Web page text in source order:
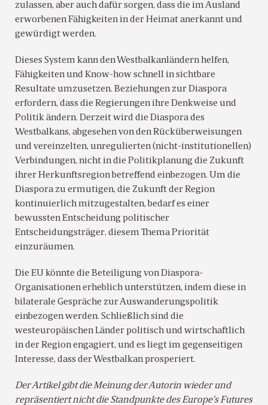
zulassen, aber auch dafür sorgen, dass die im Ausland
erworbenen Fähigkeiten in der Heimat anerkannt und
gewürdigt werden.
Dieses System kann den Westbalkanländern helfen,
Fähigkeiten und Know-how schnell in sichtbare
Resultate umzusetzen. Beziehungen zur Diaspora
erfordern, dass die Regierungen ihre Denkweise und
Politik ändern. Derzeit wird die Diaspora des
Westbalkans, abgesehen von den Rücküberweisungen
und vereinzelten, unregulierten (nicht-institutionellen)
Verbindungen, nicht in die Politikplanung die Zukunft
ihrer Herkunftsregion betreffend einbezogen. Um die
Diaspora zu ermutigen, die Zukunft der Region
kontinuierlich mitzugestalten, bedarf es einer
bewussten Entscheidung politischer
Entscheidungsträger, diesem Thema Priorität
einzuräumen.
Die EU könnte die Beteiligung von Diaspora-
Organisationen erheblich unterstützen, indem diese in
bilaterale Gespräche zur Auswanderungspolitik
einbezogen werden. Schließlich sind die
westeuropäischen Länder politisch und wirtschaftlich
in der Region engagiert, und es liegt im gegenseitigen
Interesse, dass der Westbalkan prosperiert.
Der Artikel gibt die Meinung der Autorin wieder und
repräsentiert nicht die Standpunkte des Europe’s Futures